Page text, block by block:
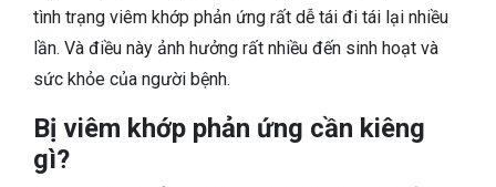
tình trạng viêm khớp phản ứng rất dễ tái đi tái lại nhiều
lần. Và điều này ảnh hưởng rất nhiều đến sinh hoạt và
sức khỏe của người bệnh.
Bị viêm khớp phản ứng cần kiêng
gì?